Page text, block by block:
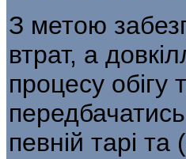
З метою
втрат, а
процесу
певній тарі